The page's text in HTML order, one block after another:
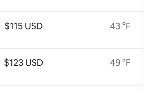
$115 USD
$123 USD
43 °F
49 °F